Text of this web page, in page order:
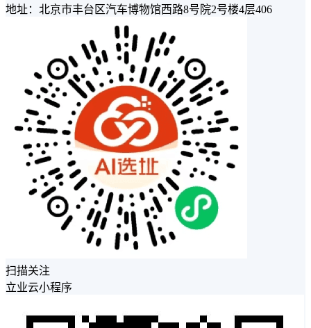
地址：北京市丰台区汽车博物馆西路8号院2号楼4层406
扫描关注
立业云小程序